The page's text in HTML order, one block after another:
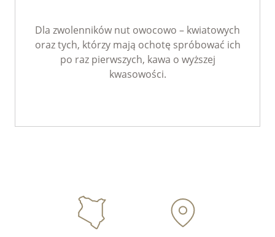
Dla zwolenników nut owocowo – kwiatowych
oraz tych, którzy mają ochotę spróbować ich
po raz pierwszych, kawa o wyższej
kwasowości.